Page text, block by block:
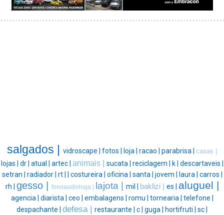
salgados | vidroscape | fotos | loja | racao | parabrisa | casas |
lojas | dr | atual | artec | animais | sucata | reciclagem | k | descartaveis |
setran | radiador | rt | costureira | oficina | santa | jovem | laura | carros |
rh | gesso | fonoaudiologa | lajota | mil | baklizi | es | aluguel |
agencia | diarista | ceo | embalagens | romu | tornearia | telefone |
despachante | defesa | restaurante | c | guga | hortifruti | sc |